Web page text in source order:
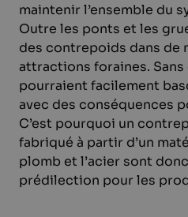
maintenir l’ensemble du
Outre les ponts et les
des contrepoids dans de
attractions foraines.
pourraient facilement
avec des conséquences
C’est pourquoi un
fabriqué à partir d’un
plomb et l’acier sont
prédilection pour les